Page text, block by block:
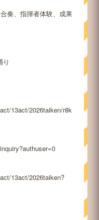
奏、指揮者体験、成果
り
13act/2026taiken/r8k
13act/2026taiken?